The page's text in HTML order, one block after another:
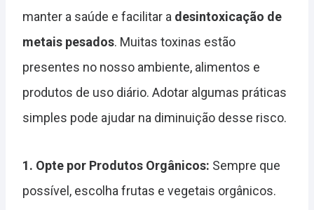
manter a saúde e facilitar a desintoxicação de
metais pesados. Muitas toxinas estão
presentes no nosso ambiente, alimentos e
produtos de uso diário. Adotar algumas práticas
simples pode ajudar na diminuição desse risco.
1. Opte por Produtos Orgânicos: Sempre que
possível, escolha frutas e vegetais orgânicos.